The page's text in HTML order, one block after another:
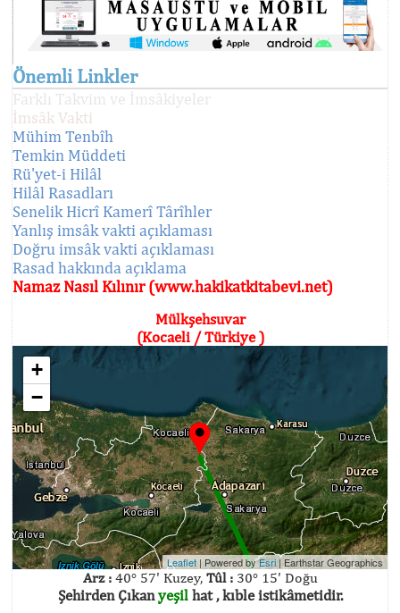
Önemli Linkler
Farklı Takvim ve İmsâkiyeler
İmsâk Vakti
Mühim Tenbîh
Temkin Müddeti
Rü'yet-i Hilâl
Hilâl Rasadları
Senelik Hicrî Kamerî Târîhler
Yanlış imsâk vakti açıklaması
Doğru imsâk vakti açıklaması
Rasad hakkında açıklama
Namaz Nasıl Kılınır (www.hakikatkitabevi.net)
Mülkşehsuvar
(Kocaeli / Türkiye )
+
−
Leaflet | Powered byEsri|Earthstar Geographics
Arz :40° 57' Kuzey, Tûl :30° 15' Doğu
Şehirden Çıkanyeşilhat , kıble istikâmetidir.